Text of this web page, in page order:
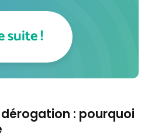
: pourquoi